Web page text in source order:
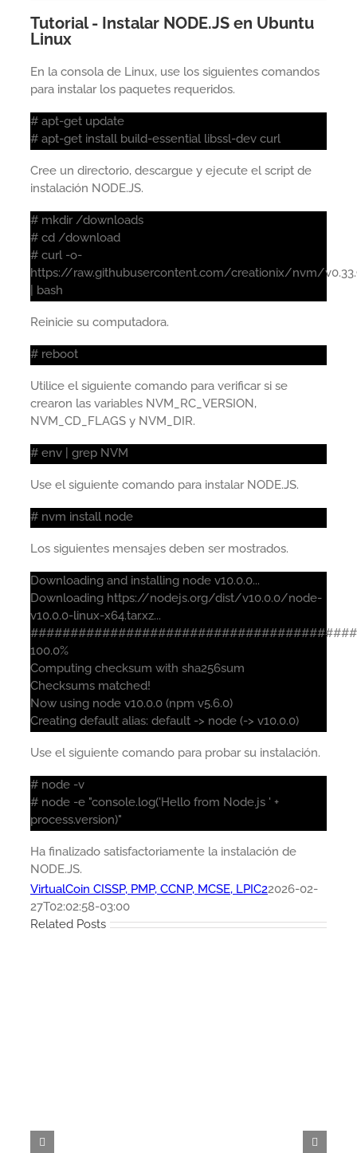
Tutorial - Instalar NODE.JS en Ubuntu
Linux
En la consola de Linux, use los siguientes comandos
para instalar los paquetes requeridos.
# apt-get update
# apt-get install build-essential libssl-dev curl
Cree un directorio, descargue y ejecute el script de
instalación NODE.JS.
# mkdir /downloads
# cd /download
# curl -o-
https://raw.githubusercontent.com/creationix/nvm/
| bash
Reinicie su computadora.
# reboot
Utilice el siguiente comando para verificar si se
crearon las variables NVM_RC_VERSION,
NVM_CD_FLAGS y NVM_DIR.
# env | grep NVM
Use el siguiente comando para instalar NODE.JS.
# nvm install node
Los siguientes mensajes deben ser mostrados.
Downloading and installing node v10.0.0...
Downloading https://nodejs.org/dist/v10.0.0/node-
v10.0.0-linux-x64.tar.xz...
100.0%
Computing checksum with sha256sum
Checksums matched!
Now using node v10.0.0 (npm v5.6.0)
Creating default alias: default -> node (-> v10.0.0)
Use el siguiente comando para probar su instalación.
# node -v
# node -e "console.log('Hello from Node.js ' +
process.version)"
Ha finalizado satisfactoriamente la instalación de
NODE.JS.
VirtualCoin CISSP, PMP, CCNP, MCSE, LPIC22026-02-
27T02:02:58-03:00
Related Posts